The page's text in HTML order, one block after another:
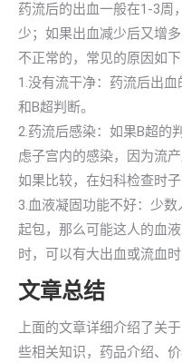
药流后的出血一般在1-3周
少；如果出血减少后又增
不正常的，常见的原因如下
1.没有流干净：药流后出
和B超判断。
2.药流后感染：如果B超的
虑子宫内的感染，因为流
如果比较，在妇科检查时
3.血液凝固功能不好：少
起包，那么可能这人的血
时，可以有大出血或流血时
文章总结
上面的文章详细介绍了关
些相关知识，药品介绍、